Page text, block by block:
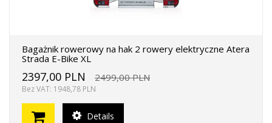
Bagażnik rowerowy na hak 2 rowery elektryczne Atera
Strada E-Bike XL
2397,00 PLN 2499,00 PLN
Bez VAT: 1948,78 PLN
Details